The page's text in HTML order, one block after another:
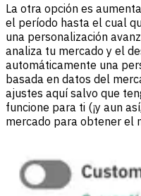
La otra opción es
el período hasta el cual
una personalización
analiza tu mercado y el
automáticamente una
basada en datos del
ajustes aquí salvo que
funcione para ti (¡y aun
mercado para obtener el